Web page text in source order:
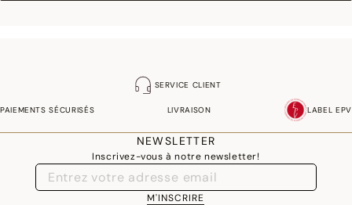
SERVICE CLIENT
PAIEMENTS SÉCURISÉS LIVRAISON LABEL EPV
NEWSLETTER
Inscrivez-vous à notre newsletter!
M'INSCRIRE